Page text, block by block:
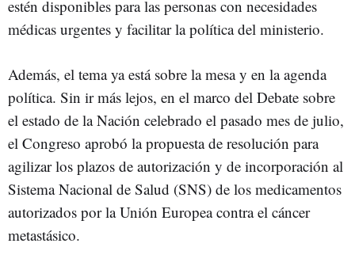
estén disponibles para las personas con necesidades
médicas urgentes y facilitar la política del ministerio.
Además, el tema ya está sobre la mesa y en la agenda
política. Sin ir más lejos, en el marco del Debate sobre
el estado de la Nación celebrado el pasado mes de julio,
el Congreso aprobó la propuesta de resolución para
agilizar los plazos de autorización y de incorporación al
Sistema Nacional de Salud (SNS) de los medicamentos
autorizados por la Unión Europea contra el cáncer
metastásico.